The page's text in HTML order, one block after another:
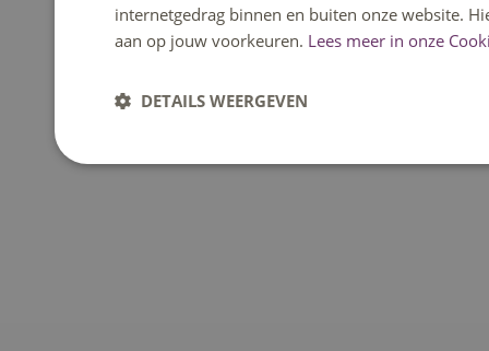
internetgedrag binnen en buiten onze website.
aan op jouw voorkeuren. Lees meer in onze
DETAILS WEERGEVEN